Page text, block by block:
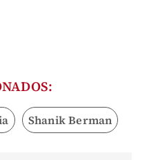
Shanik Berman